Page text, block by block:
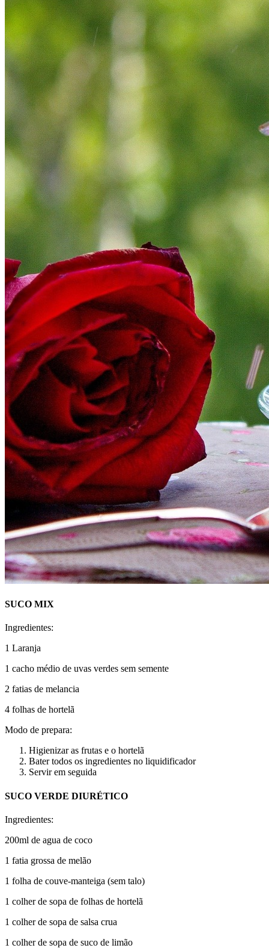
SUCO MIX
Ingredientes:
1 Laranja
1 cacho médio de uvas verdes sem semente
2 fatias de melancia
4 folhas de hortelã
Modo de prepara:
Higienizar as frutas e o hortelã
Bater todos os ingredientes no liquidificador
Servir em seguida
SUCO VERDE DIURÉTICO
Ingredientes:
200ml de agua de coco
1 fatia grossa de melão
1 folha de couve-manteiga (sem talo)
1 colher de sopa de folhas de hortelã
1 colher de sopa de salsa crua
1 colher de sopa de suco de limão